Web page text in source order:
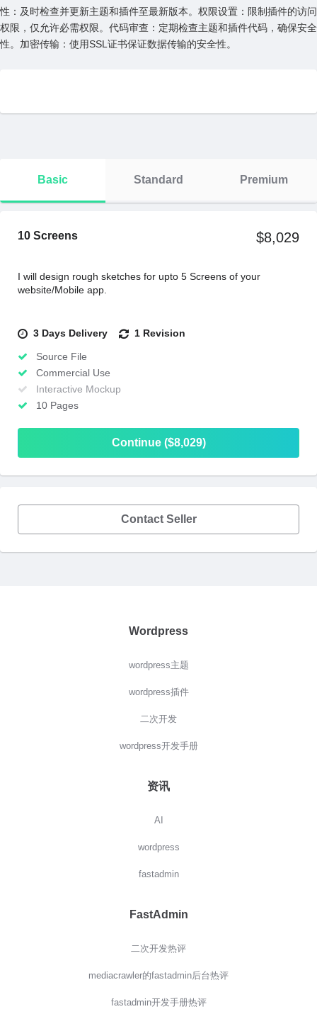
性：及时检查并更新主题和插件⾄最新版本。权限设置：限制插件的访问
权限，仅允许必需权限。代码审查：定期检查主题和插件代码，确保安全
性。加密传输：使⽤SSL证书保证数据传输的安全性。
Basic Standard Premium
10 Screens $8,029
I will design rough sketches for upto 5 Screens of your
website/Mobile app.
3 Days Delivery 1 Revision
Source File
Commercial Use
Interactive Mockup
10 Pages
Continue ($8,029)
Contact Seller
Wordpress
wordpress主题
wordpress插件
二次开发
wordpress开发手册
资讯
AI
wordpress
fastadmin
FastAdmin
二次开发热评
mediacrawler的fastadmin后台热评
fastadmin开发手册热评